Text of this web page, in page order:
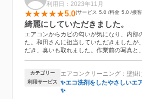
利用日：2023年11月
5.0 サービス 5.0 料金 5.0 接
綺麗にしていただきました。
エアコンからカビの匂いが気になり、内部
た。和田さんに担当していただきましたが
だき、臭いも取れました。作業前の写真と
んと見せていただき、綺麗になっていま
た。養生もしっかりしていただき、汚れ等
た。作業内容の説明もしていただき、何を
わかりやすかったです。最後に試運転で暖
カテゴリー エアコンクリーニング：壁掛
利用サービス
✨エコ洗剤をしたやさしいエ
✨